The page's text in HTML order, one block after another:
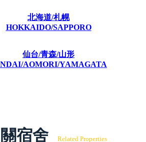
北海道/札幌
HOKKAIDO/SAPPORO
仙台/青森/山形
AOMORI/YAMAGATA
宿舍 Related Properties